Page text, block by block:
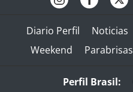
Diario Perfil Noticias
Weekend
Parabrisas
Perfil Brasil: